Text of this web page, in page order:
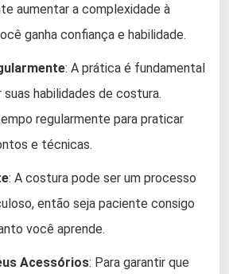
aumentar a complexidade à
ganha confiança e habilidade.
: A prática é fundamental
suas habilidades de costura.
regularmente para praticar
e técnicas.
: A costura pode ser um processo
então seja paciente consigo
você aprende.
Acessórios: Para garantir que